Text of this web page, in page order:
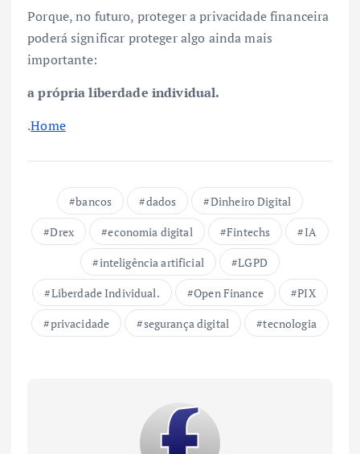
Porque, no futuro, proteger a privacidade financeira
poderá significar proteger algo ainda mais
importante:
a própria liberdade individual.
.Home
bancos dados
Dinheiro Digital
Drex
economia digital Fintechs
IA
inteligência artificial
LGPD
Liberdade Individual.
Open Finance
PIX
privacidade
segurança digital tecnologia